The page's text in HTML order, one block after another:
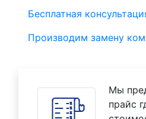
Бесплатная
Производим замену
Мы
прайс